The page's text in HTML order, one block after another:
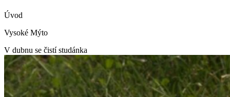
Úvod
Vysoké Mýto
V dubnu se čistí studánka